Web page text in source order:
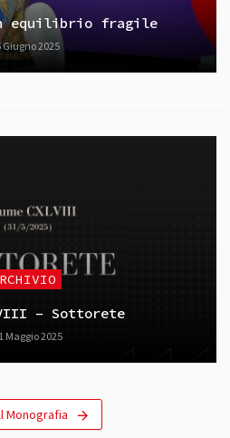
equilibrio fragile
Giugno 2025
– Sottorete
Maggio 2025
Monografia